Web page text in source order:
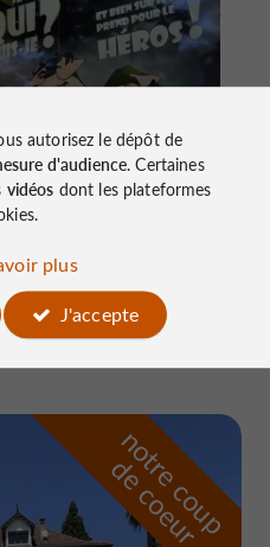
à Neuville
n
o
t
r
e
c
o
u
p
d
e
c
o
e
u
r
autorisez le dépôt de
d'audience. Certaines
vidéos dont les plateformes
plus
J'accepte